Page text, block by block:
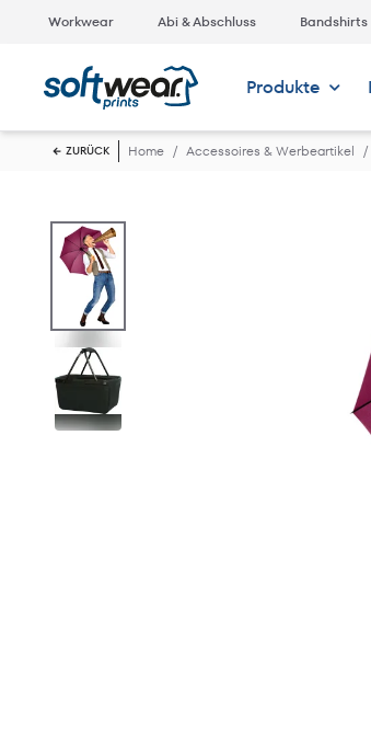
Workwear Abi & Abschluss Bandshirts
Produkte
ZURÜCK Home Accessoires & Werbeartikel